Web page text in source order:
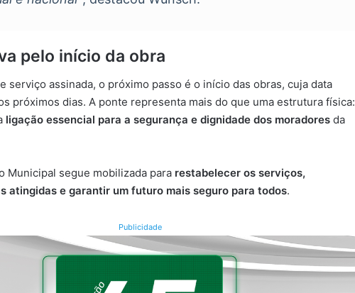
pelo início da obra
serviço assinada, o próximo passo é o início das obras, cuja data
próximos dias. A ponte representa mais do que uma estrutura física:
ligação essencial para a segurança e dignidade dos moradores da
Municipal segue mobilizada para restabelecer os serviços,
atingidas e garantir um futuro mais seguro para todos.
Publicidade